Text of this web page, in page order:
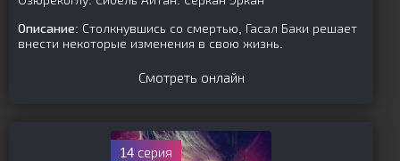
Описание: Столкнувшись со смертью, Гасал Баки решает
внести некоторые изменения в свою жизнь.
Смотреть онлайн
14 серия